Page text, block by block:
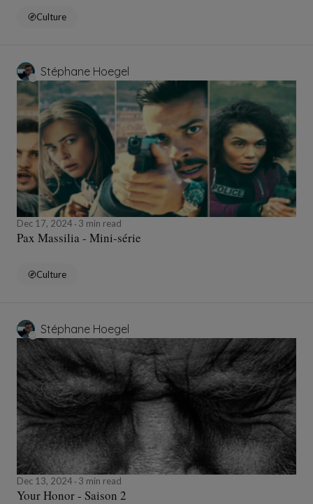
Culture
Stéphane Hoegel
Dec 17, 2024 3 min read
Pax Massilia - Mini-série
Culture
Stéphane Hoegel
Dec 13, 2024 3 min read
Your Honor - Saison 2